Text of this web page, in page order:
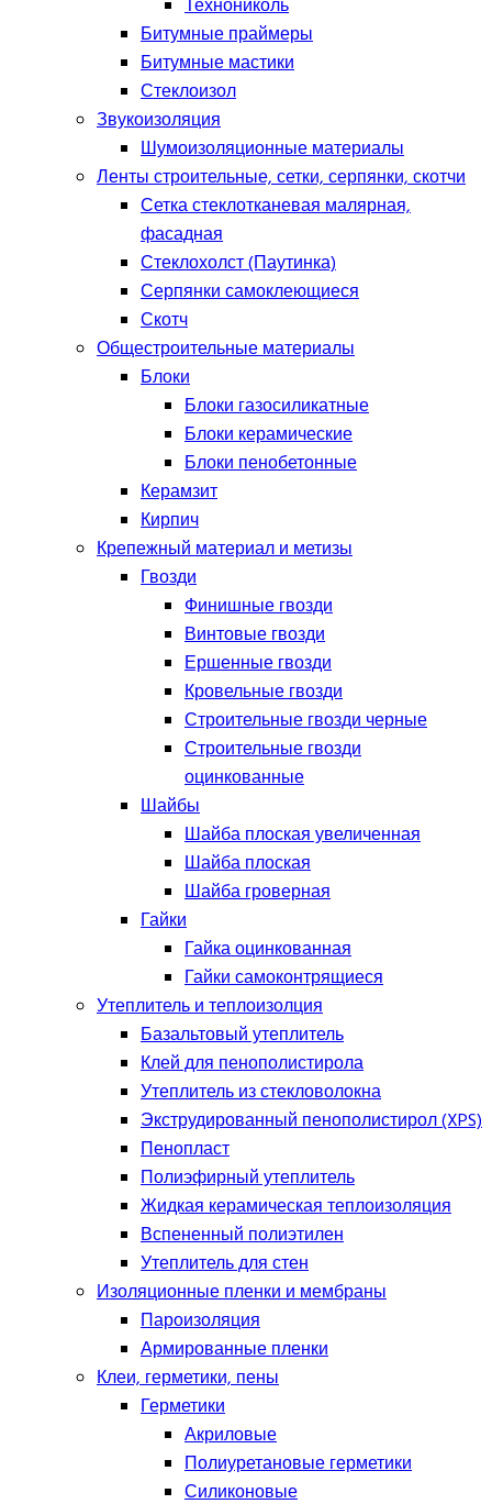
Технониколь
Битумные праймеры
Битумные мастики
Стеклоизол
Звукоизоляция
Шумоизоляционные материалы
Ленты строительные, сетки, серпянки, скотчи
Сетка стеклотканевая малярная,
фасадная
Стеклохолст (Паутинка)
Серпянки самоклеющиеся
Скотч
Общестроительные материалы
Блоки
Блоки газосиликатные
Блоки керамические
Блоки пенобетонные
Керамзит
Кирпич
Крепежный материал и метизы
Гвозди
Финишные гвозди
Винтовые гвозди
Ершенные гвозди
Кровельные гвозди
Строительные гвозди черные
Строительные гвозди
оцинкованные
Шайбы
Шайба плоская увеличенная
Шайба плоская
Шайба гроверная
Гайки
Гайка оцинкованная
Гайки самоконтрящиеся
Утеплитель и теплоизолция
Базальтовый утеплитель
Клей для пенополистирола
Утеплитель из стекловолокна
Экструдированный пенополистирол (XPS)
Пенопласт
Полиэфирный утеплитель
Жидкая керамическая теплоизоляция
Вспененный полиэтилен
Утеплитель для стен
Изоляционные пленки и мембраны
Пароизоляция
Армированные пленки
Клеи, герметики, пены
Герметики
Акриловые
Полиуретановые герметики
Силиконовые